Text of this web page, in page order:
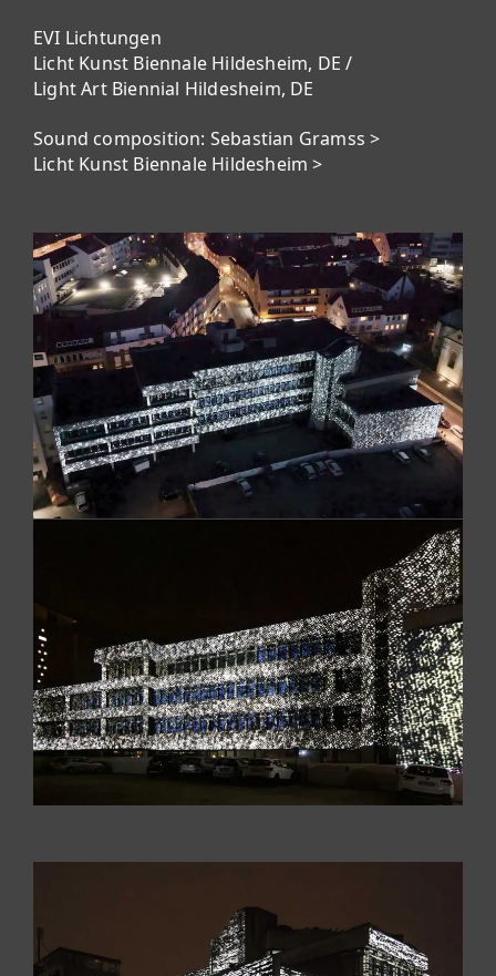
EVI Lichtungen
Licht Kunst Biennale Hildesheim, DE /
Light Art Biennial Hildesheim, DE
Sound composition: Sebastian Gramss >
Licht Kunst Biennale Hildesheim >